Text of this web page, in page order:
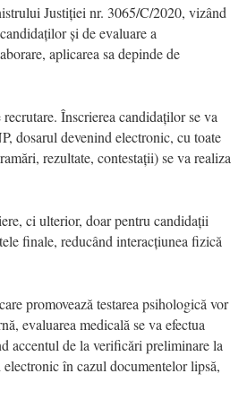
Justiției nr. 3065/C/2020, vizând
și de evaluare a
aplicarea sa depinde de
Înscrierea candidaților se va
dosarul devenind electronic, cu toate
rezultate, contestații) se va realiza
ci ulterior, doar pentru candidații
finale, reducând interacțiunea fizică
promovează testarea psihologică vor
evaluarea medicală se va efectua
accentul de la verificări preliminare la
în cazul documentelor lipsă,